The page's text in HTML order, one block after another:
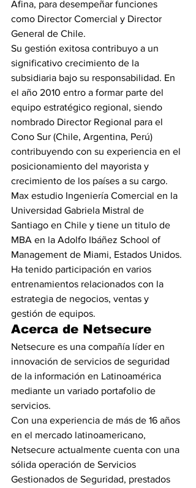
Afina, para desempeñar funciones
como Director Comercial y Director
General de Chile.
Su gestión exitosa contribuyo a un
significativo crecimiento de la
subsidiaria bajo su responsabilidad. En
el año 2010 entro a formar parte del
equipo estratégico regional, siendo
nombrado Director Regional para el
Cono Sur (Chile, Argentina, Perú)
contribuyendo con su experiencia en el
posicionamiento del mayorista y
crecimiento de los países a su cargo.
Max estudio Ingeniería Comercial en la
Universidad Gabriela Mistral de
Santiago en Chile y tiene un titulo de
MBA en la Adolfo Ibáñez School of
Management de Miami, Estados Unidos.
Ha tenido participación en varios
entrenamientos relacionados con la
estrategia de negocios, ventas y
gestión de equipos.
Acerca de Netsecure
Netsecure es una compañía líder en
innovación de servicios de seguridad
de la información en Latinoamérica
mediante un variado portafolio de
servicios.
Con una experiencia de más de 16 años
en el mercado latinoamericano,
Netsecure actualmente cuenta con una
sólida operación de Servicios
Gestionados de Seguridad, prestados